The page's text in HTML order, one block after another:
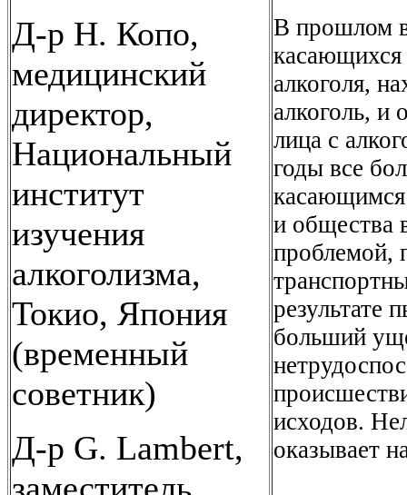
Д-р Н. Копо,
медицинский
директор,
Национальный
институт
изучения
алкоголизма,
Токио, Япония
(временный
советник)
Д-р G. Lambert,
В прошлом
касающихся
алкоголя,
алкоголь, и
лица с
годы все
касающимся
и общества
проблемой,
результате
больший
исходов.
оказывает